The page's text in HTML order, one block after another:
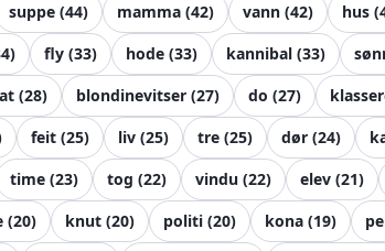
suppe (44) mamma (42) vann (42) hus (
) fly (33) hode (33) kannibal (33)
(28) blondinevitser (27) do (27)
feit (25) liv (25) tre (25) dør (24)
time (23) tog (22) vindu (22) elev (21)
(20) knut (20) politi (20) kona (19)